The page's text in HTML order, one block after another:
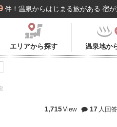
件！温泉からはじまる旅がある 宿
エリアから探す 温泉地か
1,715View 17 人回答